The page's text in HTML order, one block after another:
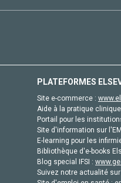
PLATEFORMES
Site e-commerce :
Aide à la pratique
Portail pour les
Site d'information sur
E-learning pour les
Bibliothèque d'e-books
Blog special IFSI :
Suivez notre actualité